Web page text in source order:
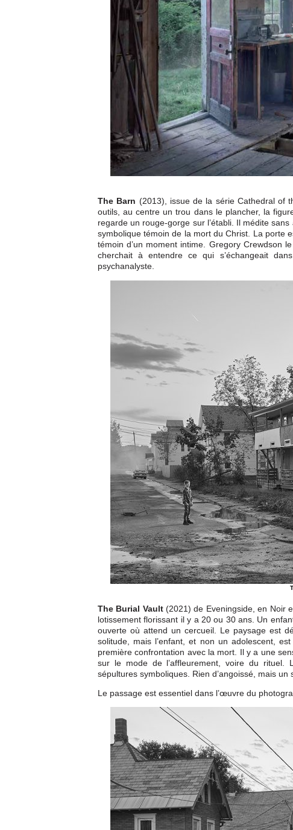
The Barn (2013), issue de la série Cathedral of
outils, au centre un trou dans le plancher, la
regarde un rouge-gorge sur l’établi. Il médite
symbolique témoin de la mort du Christ. La porte
témoin d’un moment intime. Gregory Crewdson
cherchait à entendre ce qui s’échangeait
psychanalyste.
The Burial Vault(2021) de Eveningside, en Noir
lotissement florissant il y a 20 ou 30 ans. Un
ouverte où attend un cercueil. Le paysage est
solitude, mais l’enfant, et non un adolescent,
première confrontation avec la mort. Il y a une
sur le mode de l’affleurement, voire du
sépultures symboliques. Rien d’angoissé, mais un
Le passage est essentiel dans l’œuvre du